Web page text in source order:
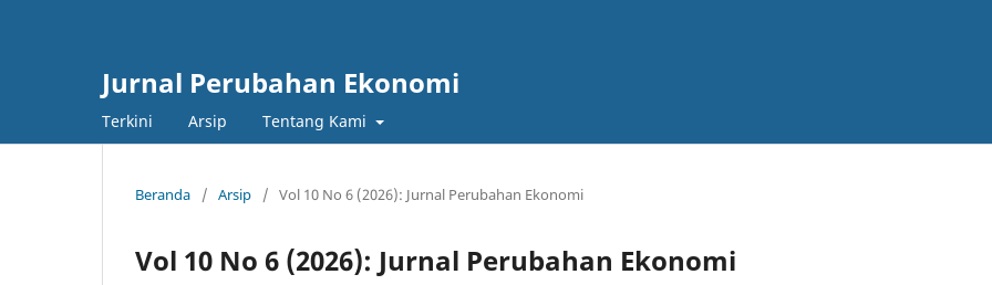
Jurnal Perubahan Ekonomi
Terkini Arsip Tentang Kami
Beranda / Arsip / Vol 10 No 6 (2026): Jurnal Perubahan Ekonomi
Vol 10 No 6 (2026): Jurnal Perubahan Ekonomi